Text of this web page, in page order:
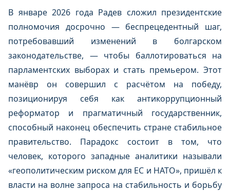
В январе 2026 года Радев сложил президентские
полномочия досрочно — беспрецедентный шаг,
потребовавший изменений в болгарском
законодательстве, — чтобы баллотироваться на
парламентских выборах и стать премьером. Этот
манёвр он совершил с расчётом на победу,
позиционируя себя как антикоррупционный
реформатор и прагматичный государственник,
способный наконец обеспечить стране стабильное
правительство. Парадокс состоит в том, что
человек, которого западные аналитики называли
«геополитическим риском для ЕС и НАТО», пришёл к
власти на волне запроса на стабильность и борьбу